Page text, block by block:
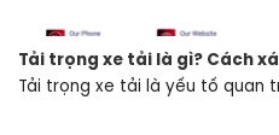
Tải trọng xe tải là gì? Cách
Tải trọng xe tải là yếu tố quan